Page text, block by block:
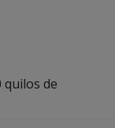
quilos de